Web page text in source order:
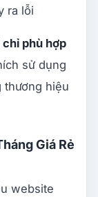
ra lỗi
chỉ phù hợp
sử dụng
thương hiệu
Giá Rẻ
website